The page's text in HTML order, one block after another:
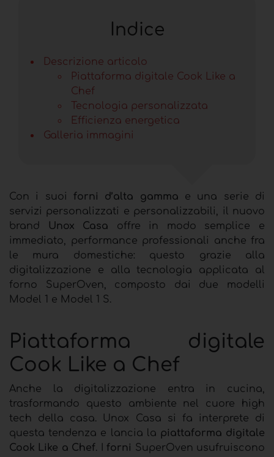
Indice
Descrizione articolo
Piattaforma digitale Cook Like a
Chef
Tecnologia personalizzata
Efficienza energetica
Galleria immagini
Con i suoi forni d’alta gamma e una serie di
servizi personalizzati e personalizzabili, il nuovo
brand
Unox Casa offre in modo semplice e
immediato, performance professionali anche fra
le mura domestiche: questo grazie alla
digitalizzazione e alla tecnologia applicata al
forno SuperOven, composto dai due modelli
Model 1 e Model 1 S.
Piattaforma digitale
Cook Like a Chef
Anche la digitalizzazione entra in cucina,
trasformando questo ambiente nel cuore high
tech della casa. Unox Casa si fa interprete di
questa tendenza e lancia la piattaforma digitale
Cook Like a Chef. Iforni SuperOven usufruiscono